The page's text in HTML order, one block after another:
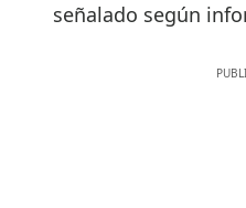
señalado según